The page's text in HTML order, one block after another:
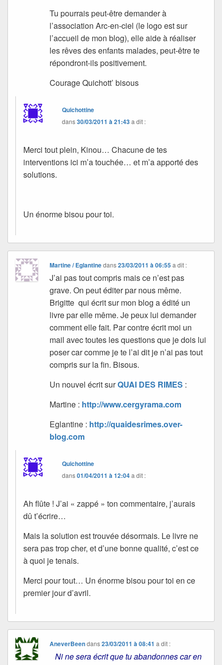
Tu pourrais peut-être demander à
l’association Arc-en-ciel (le logo est sur
l’accueil de mon blog), elle aide à réaliser
les rêves des enfants malades, peut-être te
répondront-ils positivement.
Courage Quichott’ bisous
Quichottine
dans30/03/2011 à 21:43a dit :
Merci tout plein, Kinou… Chacune de tes
interventions ici m’a touchée… et m’a apporté des
solutions.
Un énorme bisou pour toi.
Martine / Eglantinedans23/03/2011 à 06:55 a dit :
J’ai pas tout compris mais ce n’est pas
grave. On peut éditer par nous même.
Brigitte qui écrit sur mon blog a édité un
livre par elle même. Je peux lui demander
comment elle fait. Par contre écrit moi un
mail avec toutes les questions que je dois lui
poser car comme je te l’ai dit je n’ai pas tout
compris sur la fin. Bisous.
Un nouvel écrit surQUAI DES RIMES :
Martine : http://www.cergyrama.com
Eglantine : http://quaidesrimes.over-
blog.com
Quichottine
dans01/04/2011 à 12:04a dit :
Ah flûte ! J’ai « zappé » ton commentaire, j’aurais
dû t’écrire…
Mais la solution est trouvée désormais. Le livre ne
sera pas trop cher, et d’une bonne qualité, c’est ce
à quoi je tenais.
Merci pour tout… Un énorme bisou pour toi en ce
premier jour d’avril.
AneverBeendans23/03/2011 à 08:41 a dit :
Ni ne sera écrit que tu abandonnes car en